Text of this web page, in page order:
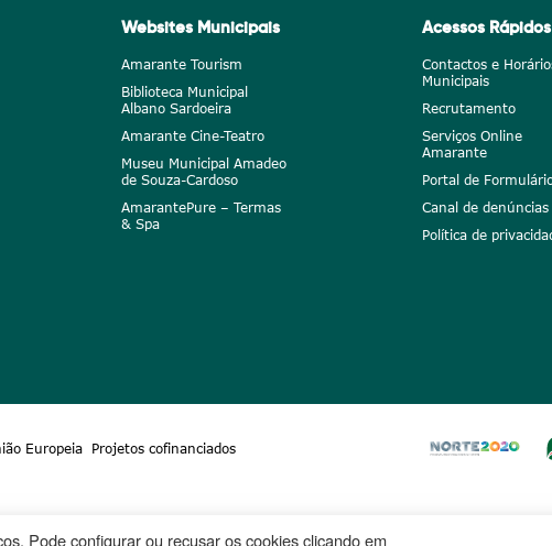
Websites Municipais
Amarante Tourism
Biblioteca Municipal
Albano Sardoeira
Amarante Cine-Teatro
Museu Municipal Amadeo
de Souza-Cardoso
AmarantePure – Termas
& Spa
Acessos Rápidos
Contactos e
Municipais
Recrutamento
Serviços Online
Amarante
Portal de
Canal de denúncias
Política de
Europeia Projetos cofinanciados
Pode configurar ou recusar os cookies clicando em